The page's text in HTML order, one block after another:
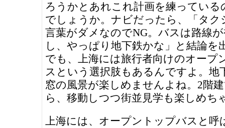
ろうかとあれこれ計画を練っている
でしょうか。ナビだったら、「タク
言葉がダメなのでNG。バスは路線
し、やっぱり地下鉄かな」と結論を
でも、上海には旅行者向けのオープ
スという選択肢もあるんですよ。地
窓の風景が楽しめませんよね。2階
ら、移動しつつ街並見学も楽しめち
上海には、オープントップバスと呼